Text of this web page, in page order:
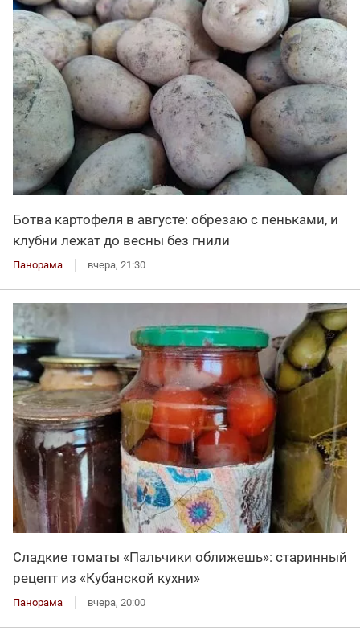
Ботва картофеля в августе: обрезаю с пеньками, и
клубни лежат до весны без гнили
Панорама вчера, 21:30
Сладкие томаты «Пальчики оближешь»: старинный
рецепт из «Кубанской кухни»
Панорама вчера, 20:00